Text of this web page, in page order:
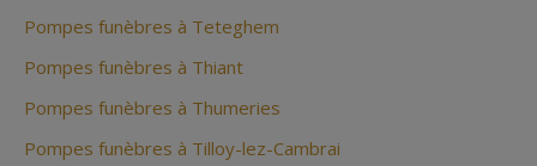
Pompes funèbres à Teteghem
Pompes funèbres à Thiant
Pompes funèbres à Thumeries
Pompes funèbres à Tilloy-lez-Cambrai